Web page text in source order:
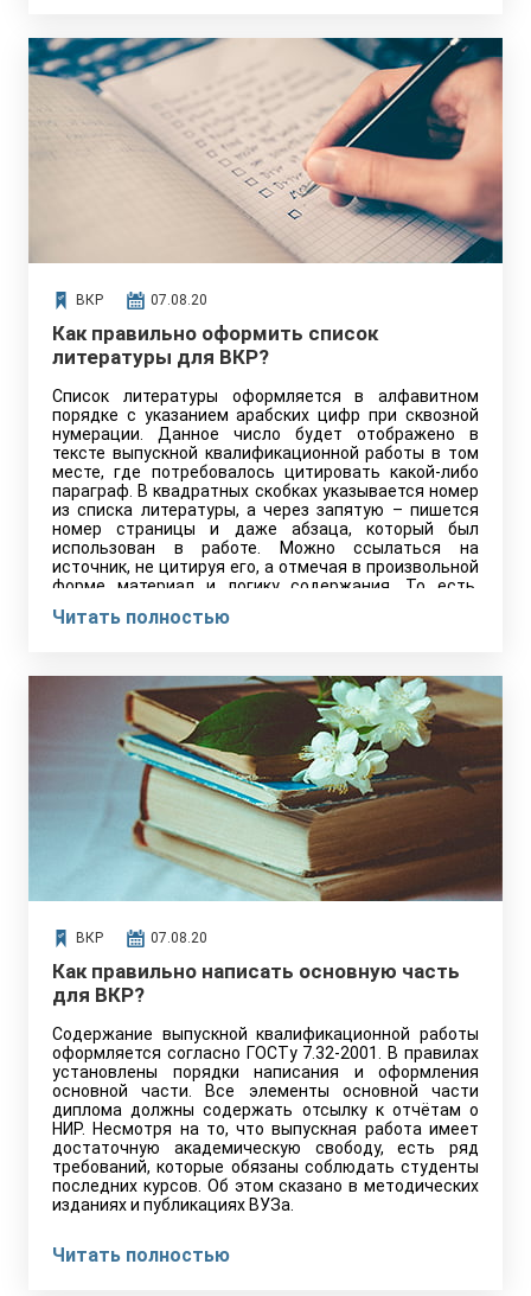
ВКР 07.08.20
Как правильно оформить список
литературы для ВКР?
Список литературы оформляется в алфавитном
порядке с указанием арабских цифр при сквозной
нумерации. Данное число будет отображено в
тексте выпускной квалификационной работы в том
месте, где потребовалось цитировать какой-либо
параграф. В квадратных скобках указывается номер
из списка литературы, а через запятую – пишется
номер страницы и даже абзаца, который был
использован в работе. Можно ссылаться на
источник, не цитируя его, а отмечая в произвольной
форме материал и логику содержания. То есть,
книги, нужно прочитать материал, отобразив суть, к
Читать полностью
ВКР 07.08.20
Как правильно написать основную часть
для ВКР?
Содержание выпускной квалификационной работы
оформляется согласно ГОСТу 7.32-2001. В правилах
установлены порядки написания и оформления
основной части. Все элементы основной части
диплома должны содержать отсылку к отчётам о
НИР. Несмотря на то, что выпускная работа имеет
достаточную академическую свободу, есть ряд
требований, которые обязаны соблюдать студенты
последних курсов. Об этом сказано в методических
изданиях и публикациях ВУЗа.
Читать полностью